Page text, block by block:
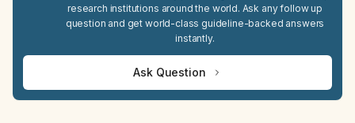
research institutions around the world. Ask any follow up
question and get world-class guideline-backed answers
instantly.
Ask Question